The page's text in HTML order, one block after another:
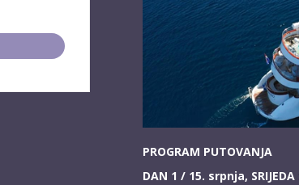
PROGRAM PUTOVANJA
DAN 1 / 15. srpnja, SRIJEDA